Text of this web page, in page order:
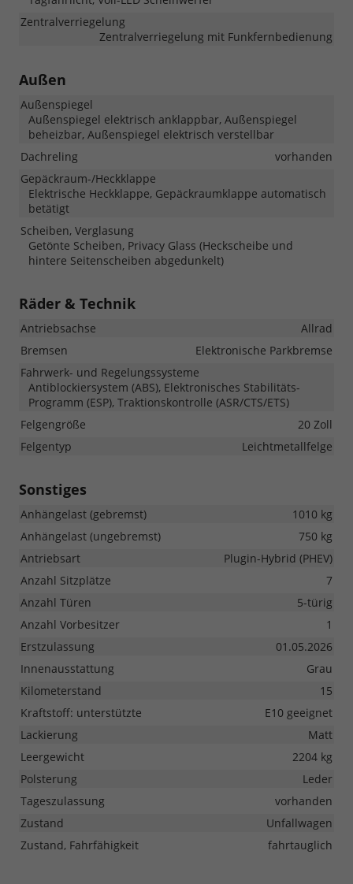
Zentralverriegelung
Zentralverriegelung mit Funkfernbedienung
Außen
Außenspiegel
Außenspiegel elektrisch anklappbar, Außenspiegel
beheizbar, Außenspiegel elektrisch verstellbar
Dachreling
vorhanden
Gepäckraum-/Heckklappe
Elektrische Heckklappe, Gepäckraumklappe automatisch
betätigt
Scheiben, Verglasung
Getönte Scheiben, Privacy Glass (Heckscheibe und
hintere Seitenscheiben abgedunkelt)
Räder & Technik
Antriebsachse
Allrad
Bremsen
Elektronische Parkbremse
Fahrwerk- und Regelungssysteme
Antiblockiersystem (ABS), Elektronisches Stabilitäts-
Programm (ESP), Traktionskontrolle (ASR/CTS/ETS)
Felgengröße
20 Zoll
Felgentyp
Leichtmetallfelge
Sonstiges
Anhängelast (gebremst)
1010 kg
Anhängelast (ungebremst)
750 kg
Antriebsart
Plugin-Hybrid (PHEV)
Anzahl Sitzplätze
7
Anzahl Türen
5-türig
Anzahl Vorbesitzer
1
Erstzulassung
01.05.2026
Innenausstattung
Grau
Kilometerstand
15
Kraftstoff: unterstützte
E10 geeignet
Lackierung
Matt
Leergewicht
2204 kg
Polsterung
Leder
Tageszulassung
vorhanden
Zustand
Unfallwagen
Zustand, Fahrfähigkeit
fahrtauglich